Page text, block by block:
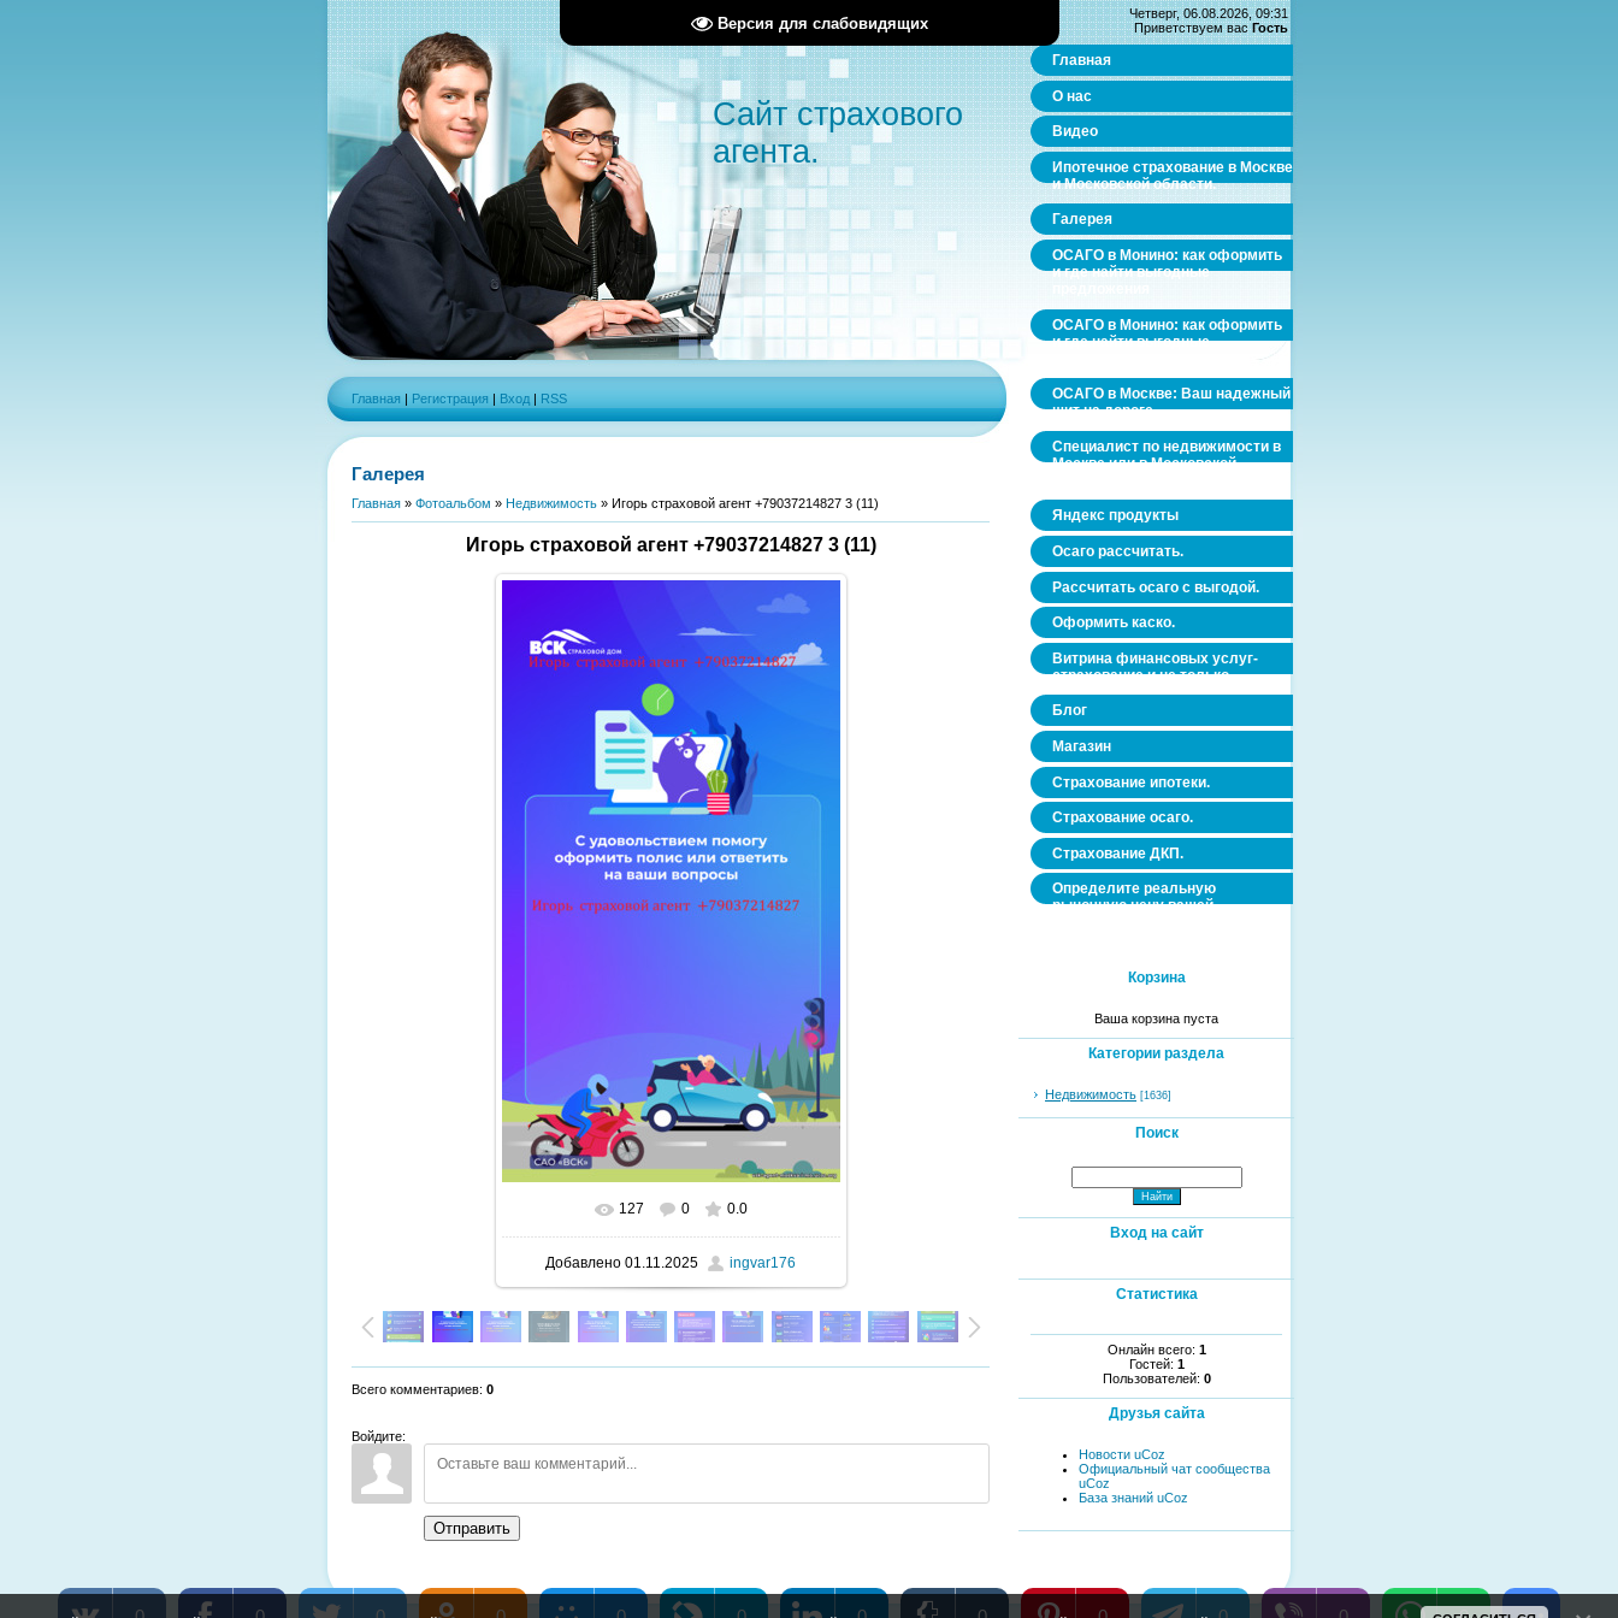
Версия для слабовидящих
Сайт страхового
агента.
Главная | Регистрация | Вход | RSS
Галерея
Главная » Фотоальбом » Недвижимость » Игорь страховой агент +79037214827 3 (11)
Игорь страховой агент +79037214827 3 (11)
В реальном размере 900x1600
127 0 0.0
Добавлено 01.11.2025 ingvar176
Всего комментариев: 0
Войдите:
Отправить
Четверг, 06.08.2026, 09:31
Приветствуем вас Гость
Главная
О нас
Видео
Ипотечное страхование в Москве
и Московской области.
Галерея
ОСАГО в Монино: как оформить
и где найти выгодные
ОСАГО в Монино: как оформить
и где найти выгодные
ОСАГО в Москве: Ваш надежный
щит на дороге
Специалист по недвижимости в
Москве или в Московской
Яндекс продукты
Осаго рассчитать.
Рассчитать осаго с выгодой.
Оформить каско.
Витрина финансовых услуг-
страхование и не только.
Блог
Магазин
Страхование ипотеки.
Страхование осаго.
Страхование ДКП.
Определите реальную
рыночную цену вашей
Корзина
Ваша корзина пуста
Категории раздела
Недвижимость [1636]
Поиск
Вход на сайт
Статистика
Онлайн всего: 1
Гостей: 1
Пользователей: 0
Друзья сайта
Новости uCoz
Официальный чат сообщества
uCoz
База знаний uCoz